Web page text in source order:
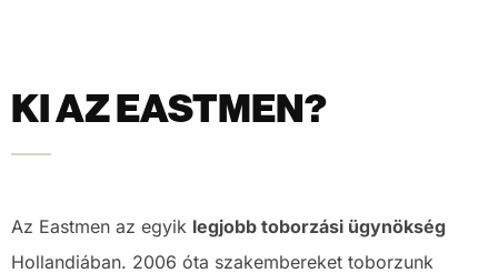
KI AZ EASTMEN?
Az Eastmen az egyik legjobb toborzási ügynökség
Hollandiában. 2006 óta szakembereket toborzunk